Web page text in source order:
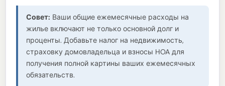
Совет: Ваши общие ежемесячные расходы на
жилье включают не только основной долг и
проценты. Добавьте налог на недвижимость,
страховку домовладельца и взносы HOA для
получения полной картины ваших ежемесячных
обязательств.